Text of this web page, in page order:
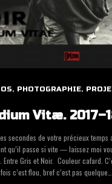
, PHOTOGRAPHIE,
Vitæ.
secondes de votre pré­cieux
qu’il passe si vite — lais­sez moi
Entre Gris et Noir. Cou­leur cafard.
c’est flou, bref c’est pas quelque…